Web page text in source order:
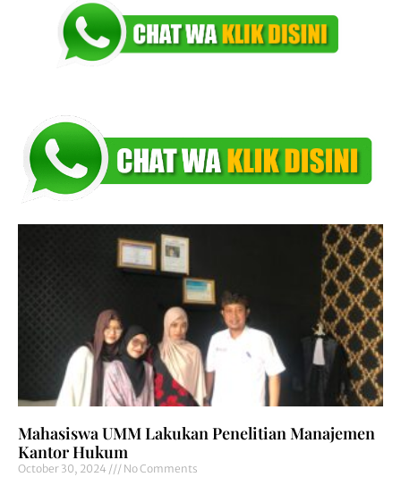
Mahasiswa UMM Lakukan Penelitian Manajemen
Kantor Hukum
October 30, 2024 No Comments